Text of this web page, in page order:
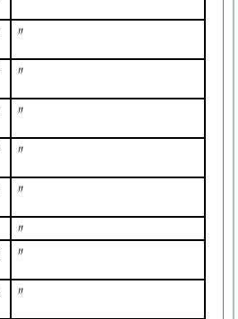
〃
〃
〃
〃
〃
〃
〃
〃